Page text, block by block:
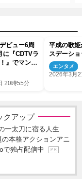
ビュー6周
に『CDTVラ
』でマンス
20時55分
平成の歌
スデーシ
エンタメ
2026年3月
クアップ
一太刀に宿る人生
本格アクションアニ
で独占配信中
P R